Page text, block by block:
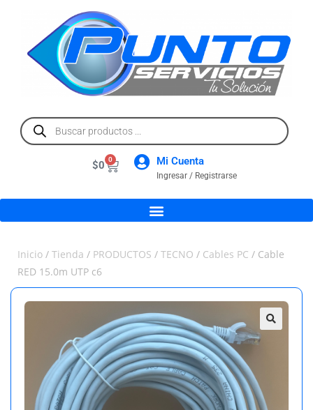
$0 0 Mi Cuenta
Ingresar / Registrarse
Inicio / Tienda / PRODUCTOS / TECNO / Cables PC / Cable
RED 15.0m UTP c6